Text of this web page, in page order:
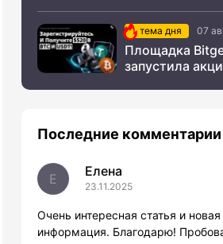
тема дня 07
Площадка
запустила
Последние комментарии
Е Елена
23.11.2025
Очень интересная статья и
информация. Благодарю!